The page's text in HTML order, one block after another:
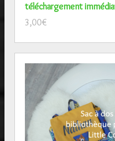
téléchargement
3,00€